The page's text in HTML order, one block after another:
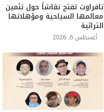
تافراوت تفتح نقاشاً حول تثمين
معالمها السياحية ومؤهلاتها
التراثية
أغسطس 6, 2026